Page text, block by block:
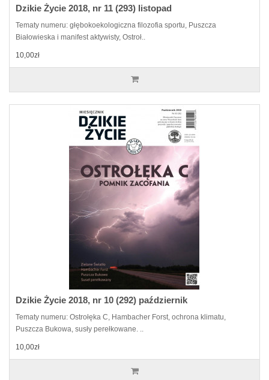
Dzikie Życie 2018, nr 11 (293) listopad
Tematy numeru: głębokoekologiczna filozofia sportu, Puszcza
Białowieska i manifest aktywisty, Ostroł..
10,00zł
Dzikie Życie 2018, nr 10 (292) październik
Tematy numeru: Ostrołęka C, Hambacher Forst, ochrona klimatu,
Puszcza Bukowa, susły perełkowane. ..
10,00zł